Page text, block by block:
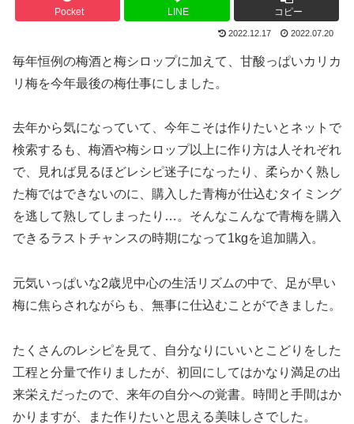
Pocket LINE コピー
2022.12.17 2022.07.20
毎年恒例の梅酒と梅シロップに加えて、甘酸っぱいカリカ
リ梅を今年最後の梅仕事にしました。
去年から気になっていて、今年こそは作りたいとネットで
検索するも、梅酒や梅シロップ以上に作り方は人それぞれ
で、見れば見るほどレシピ迷子になったり、柔らかく熟し
た梅ではできないのに、購入した青梅が仕込むタイミング
を逃して熟してしまったり…。そんなこんなで青梅を購入
できるラストチャンスの時期になって1kgを追加購入。
元気いっぱいな2歳児中心の生活リズムの中で、足が早い
梅に焦らされながらも、無事に仕込むことができました。
たくさんのレシピを見て、自分なりにいいとこどりをした
工程と分量で作りましたが、初回にしてはかなり満足の出
来栄えだったので、来年の自分への覚書。時間と手間はか
かりますが、また作りたいと思える美味しさでした。